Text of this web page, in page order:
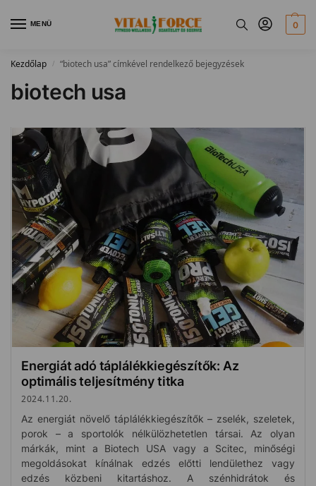
MENÜ 0
Kezdőlap / “biotech usa” címkével rendelkező bejegyzések
biotech usa
Energiát adó táplálékkiegészítők: Az
optimális teljesítmény titka
2024.11.20.
Az energiát növelő táplálékkiegészítők – zselék, szeletek,
porok – a sportolók nélkülözhetetlen társai. Az olyan
márkák, mint a Biotech USA vagy a Scitec, minőségi
megoldásokat kínálnak edzés előtti lendülethez vagy
edzés közbeni kitartáshoz. A szénhidrátok és